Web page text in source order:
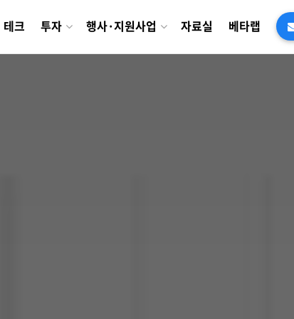
테크 투자 행사·지원사업 자료실 베타랩